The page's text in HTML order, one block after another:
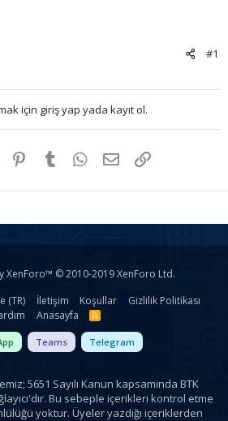
#1
için giriş yap yada kayıt ol.
Pinterest
Tumblr WhatsApp
E-postaLink
XenForo™ © 2010-2019 XenForo Ltd.
(TR) İletişim Koşullar
Gizlilik Politikası
Anasayfa
R
S
S
Teams Telegram
5651 Sayılı Kanun kapsamında BTK
Bu sebeple içerikleri kontrol etme
yoktur. Üyeler yazdığı içeriklerden